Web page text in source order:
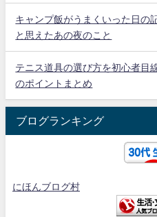
キャンプ飯がうまくいった日の
と思えたあの夜のこと
テニス道具の選び方を初心者目
のポイントまとめ
ブログランキング
にほんブログ村